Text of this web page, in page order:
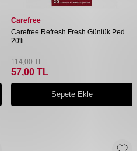
Carefree
Carefree Refresh Fresh Günlük Ped
20'li
114,00 TL
57,00 TL
Sepete Ekle